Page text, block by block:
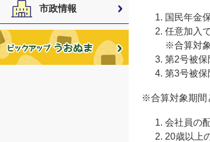
市政情報
国民年金
任意加入
※合算対
第2号被保
第3号被保
※合算対象期間
会社員の
20歳以上